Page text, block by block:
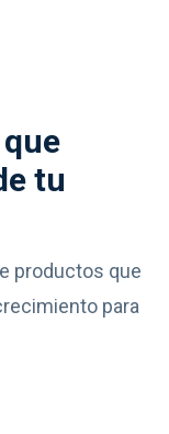
tu
productos que
para